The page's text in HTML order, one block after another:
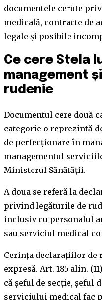
documentele cerute
medicală, contracte de
legale și posibile
Ce cere Stela
management
rudenie
Documentul cere două
categorie o reprezintă
de perfecționare în
managementul
Ministerul Sănătății.
A doua se referă la
privind legăturile de
inclusiv cu personalul
sau serviciul medical
Cerința declarațiilor de
expresă. Art. 185 alin.
că șeful de secție, șeful
serviciului medical fac